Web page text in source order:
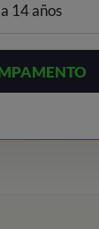
14 años